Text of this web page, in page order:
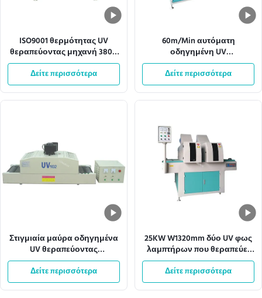
ISO9001 θερμότητας UV
θεραπεύοντας μηχανή 380V
50HZ μεταφορέων
διασκεδασμού ελαφριά
Δείτε περισσότερα
60m/Min αυτόματη
οδηγημένη UV
θεραπεύοντας μηχανή
360mm πλάτος πλέγματος
μεταφορέων
Δείτε περισσότερα
Στιγμιαία μαύρα οδηγημένα
UV θεραπεύοντας
συστήματα μεταφορέων
2.15KW 13m/Min
Δείτε περισσότερα
25KW W1320mm δύο UV φως
λαμπτήρων που θεραπεύει
τα συστήματα μεταφορέων
μηχανών
Δείτε περισσότερα